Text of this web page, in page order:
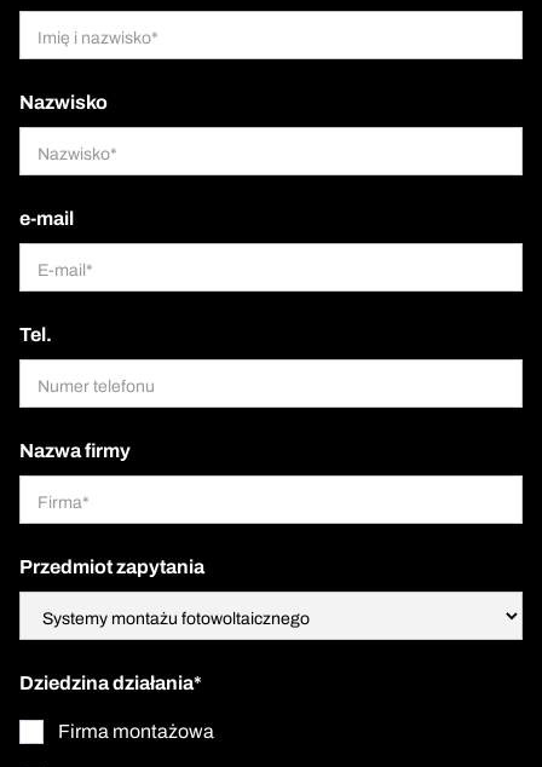
Nazwisko
e-mail
Tel.
Nazwa firmy
Przedmiot zapytania
Dziedzina działania*
Firma montażowa